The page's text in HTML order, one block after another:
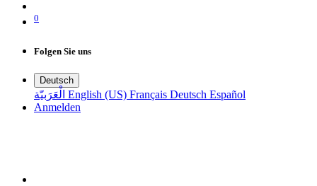
0
Folgen Sie uns
Deutsch
الْعَرَبيّة English (US) Français Deutsch Español
Anmelden